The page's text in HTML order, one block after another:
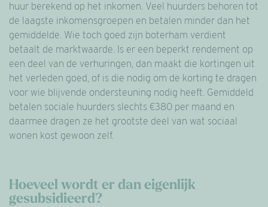
huur berekend op het inkomen. Veel huurders behoren tot
de laagste inkomensgroepen en betalen minder dan het
gemiddelde. Wie toch goed zijn boterham verdient
betaalt de marktwaarde. Is er een beperkt rendement op
een deel van de verhuringen, dan maakt die kortingen uit
het verleden goed, of is die nodig om de korting te dragen
voor wie blijvende ondersteuning nodig heeft. Gemiddeld
betalen sociale huurders slechts €380 per maand en
daarmee dragen ze het grootste deel van wat sociaal
wonen kost gewoon zelf.
Hoeveel wordt er dan eigenlijk
gesubsidieerd?